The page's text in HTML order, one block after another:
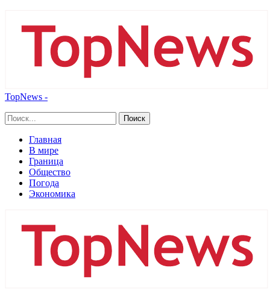
TopNews -
Главная
В мире
Граница
Общество
Погода
Экономика